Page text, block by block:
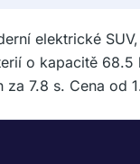
elektrické
o kapacitě
7.8 s. Cena od